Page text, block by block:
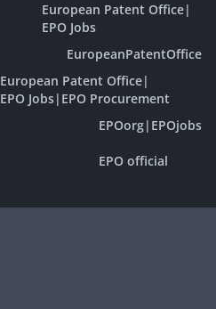
European Patent Office|
EPO Jobs
EuropeanPatentOffice
European Patent Office|
EPO Jobs| EPO Procurement
EPOorg| EPOjobs
EPO official